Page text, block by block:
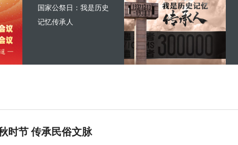
国家公祭日：我是历史
记忆传承人
时节 传承民俗文脉